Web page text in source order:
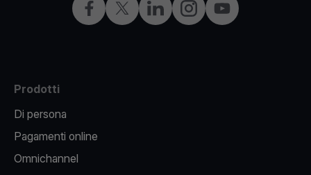
Facebook
X LinkedInInstagramYouTube
Prodotti
Di persona
Pagamenti online
Omnichannel